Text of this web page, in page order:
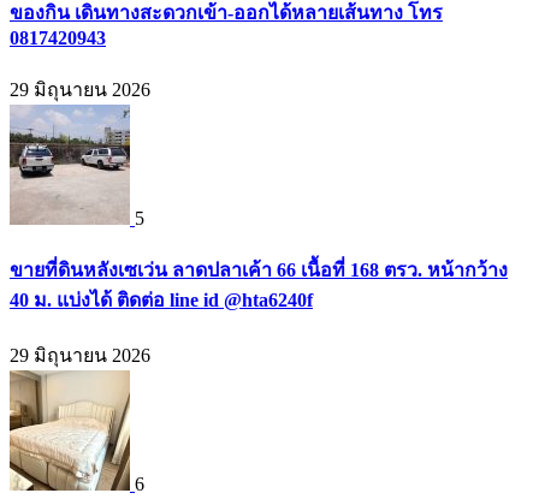
ของกิน เดินทางสะดวกเข้า-ออกได้หลายเส้นทาง โทร
0817420943
29 มิถุนายน 2026
5
ขายที่ดินหลังเซเว่น ลาดปลาเค้า 66 เนื้อที่ 168 ตรว. หน้ากว้าง
40 ม. แบ่งได้ ติดต่อ line id @hta6240f
29 มิถุนายน 2026
6